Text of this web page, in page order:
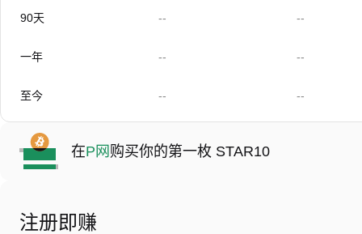
90天 -- --
一年 -- --
至今 -- --
在P网 购买你的第一枚 STAR10
注册即赚